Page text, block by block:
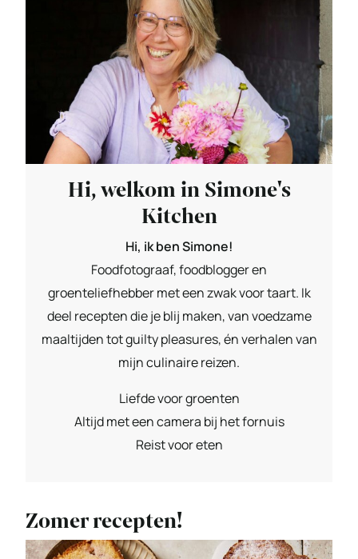
Hi, welkom in Simone's
Kitchen
Hi, ik ben Simone!
Foodfotograaf, foodblogger en
groenteliefhebber met een zwak voor taart. Ik
deel recepten die je blij maken, van voedzame
maaltijden tot guilty pleasures, én verhalen van
mijn culinaire reizen.
Liefde voor groenten
Altijd met een camera bij het fornuis
Reist voor eten
Zomer recepten!